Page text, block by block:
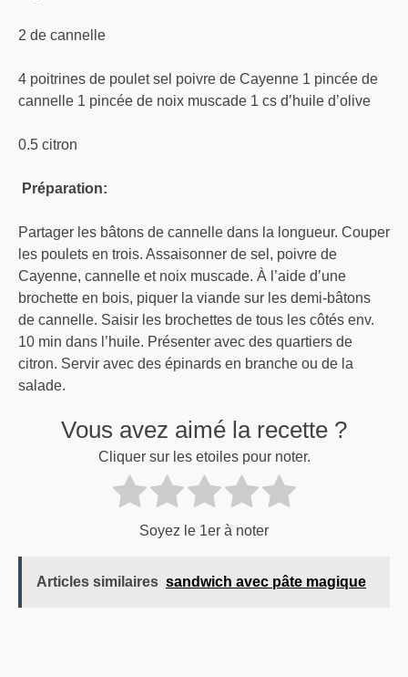
2 de cannelle
4 poitrines de poulet sel poivre de Cayenne 1 pincée de
cannelle 1 pincée de noix muscade 1 cs d’huile d’olive
0.5 citron
Préparation:
Partager les bâtons de cannelle dans la longueur. Couper
les poulets en trois. Assaisonner de sel, poivre de
Cayenne, cannelle et noix muscade. À l’aide d’une
brochette en bois, piquer la viande sur les demi-bâtons
de cannelle. Saisir les brochettes de tous les côtés env.
10 min dans l’huile. Présenter avec des quartiers de
citron. Servir avec des épinards en branche ou de la
salade.
Vous avez aimé la recette ?
Cliquer sur les etoiles pour noter.
Soyez le 1er à noter
Articles similaires sandwich avec pâte magique